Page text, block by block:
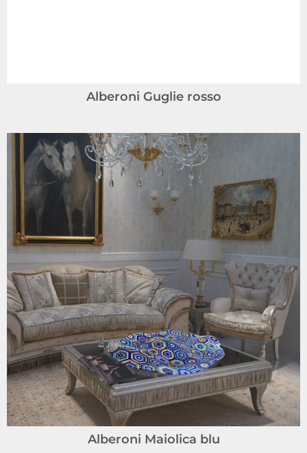
Alberoni Guglie rosso
Alberoni Maiolica blu